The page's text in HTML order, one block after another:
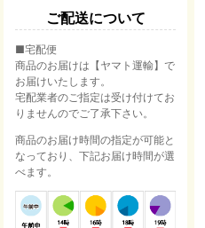
ご配送について
■宅配便
商品のお届けは【ヤマト運輸】で
お届けいたします。
宅配業者のご指定は受け付けてお
りませんのでご了承下さい。
商品のお届け時間の指定が可能と
なっており、下記お届け時間が選
べます。